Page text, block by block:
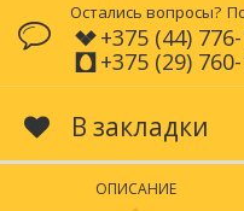
Остались вопросы?
+375 (44)
+375 (29)
В закладки
ОПИСАНИЕ